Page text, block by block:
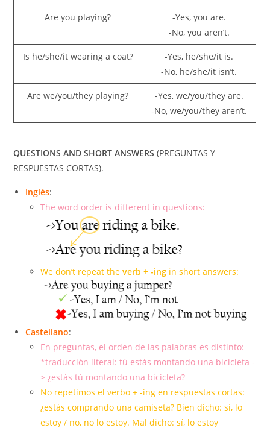
Are you playing?
-Yes, you are.
-No, you aren’t.
Is he/she/it wearing a coat?
-Yes, he/she/it is.
-No, he/she/it isn’t.
Are we/you/they playing?
-Yes, we/you/they are.
-No, we/you/they aren’t.
QUESTIONS AND SHORT ANSWERS(PREGUNTAS Y
RESPUESTAS CORTAS).
Inglés:
The word order is different in questions:
We don’t repeat the verb + -ing in short answers:
Castellano:
En preguntas, el orden de las palabras es distinto:
*traducción literal: tú estás montando una bicicleta -
> ¿estás tú montando una bicicleta?
No repetimos el verbo + -ing en respuestas cortas:
¿estás comprando una camiseta? Bien dicho: sí, lo
estoy / no, no lo estoy. Mal dicho: sí, lo estoy